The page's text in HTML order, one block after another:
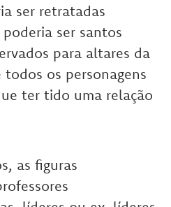
ser retratadas
ser santos
para altares da
os personagens
ter tido uma relação
as figuras